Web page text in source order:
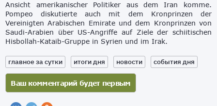
Ansicht amerikanischer Politiker aus dem Iran komme.
Pompeo diskutierte auch mit dem Kronprinzen der
Vereinigten Arabischen Emirate und dem Kronprinzen von
Saudi-Arabien über US-Angriffe auf Ziele der schiitischen
Hisbollah-Kataib-Gruppe in Syrien und im Irak.
главное за сутки итоги дня новости события дня